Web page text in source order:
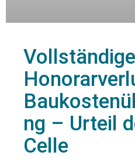
ng – Urteil
Celle